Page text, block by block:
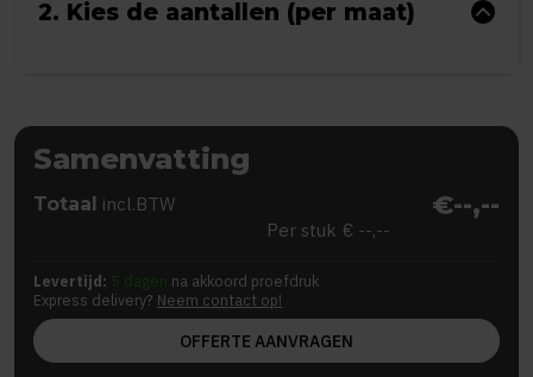
2. Kies de aantallen (per maat)
Samenvatting
Totaal incl.BTW €--,--
Per stuk € --,--
Levertijd: 5 dagen na akkoord proefdruk
Express delivery? Neem contact op!
OFFERTE AANVRAGEN